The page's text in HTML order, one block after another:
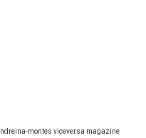
andreina-montes viceversa magazine